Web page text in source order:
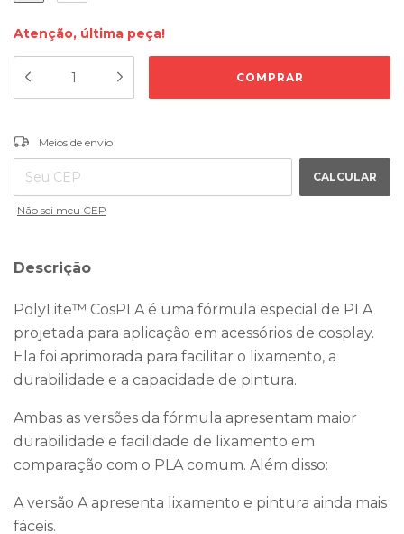
Atenção, última peça!
Entregas para o CEP:
Meios de envio
CALCULAR
Não sei meu CEP
Descrição
PolyLite™ CosPLA é uma fórmula especial de PLA
projetada para aplicação em acessórios de cosplay.
Ela foi aprimorada para facilitar o lixamento, a
durabilidade e a capacidade de pintura.
Ambas as versões da fórmula apresentam maior
durabilidade e facilidade de lixamento em
comparação com o PLA comum. Além disso:
A versão A apresenta lixamento e pintura ainda mais
fáceis.